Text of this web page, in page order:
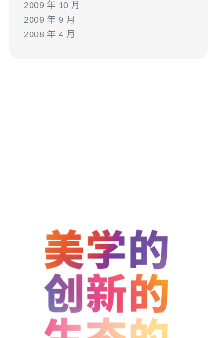
2009 年 10 月
2009 年 9 月
2008 年 4 月